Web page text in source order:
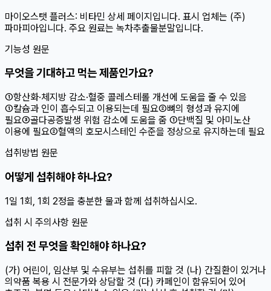
마이오스탯 플러스: 비타민 상세 페이지입니다. 표시 업체는 (주)
파마피아입니다. 주요 원료는 녹차추출물분말입니다.
기능성 원문
무엇을 기대하고 먹는 제품인가요?
①항산화·체지방 감소·혈중 콜레스테롤 개선에 도움을 줄 수 있음
①칼슘과 인이 흡수되고 이용되는데 필요②뼈의 형성과 유지에
필요③골다공증발생 위험 감소에 도움을 줌 ①단백질 및 아미노산
이용에 필요②혈액의 호모시스테인 수준을 정상으로 유지하는데 필요
섭취방법 원문
어떻게 섭취해야 하나요?
1일 1회, 1회 2정을 충분한 물과 함께 섭취하십시오.
섭취 시 주의사항 원문
섭취 전 무엇을 확인해야 하나요?
(가) 어린이, 임산부 및 수유부는 섭취를 피할 것 (나) 간질환이 있거나
의약품 복용 시 전문가와 상담할 것 (다) 카페인이 함유되어 있어